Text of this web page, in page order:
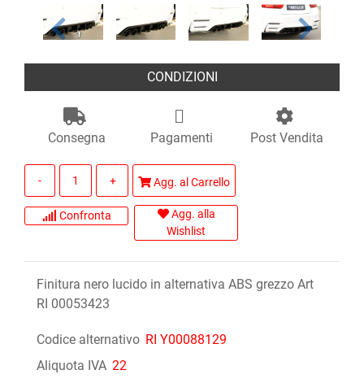
CONDIZIONI
Consegna Pagamenti Post Vendita
Agg. al Carrello
Confronta
Agg. alla
Wishlist
Finitura nero lucido in alternativa ABS grezzo Art
RI 00053423
Codice alternativo RI Y00088129
Aliquota IVA 22